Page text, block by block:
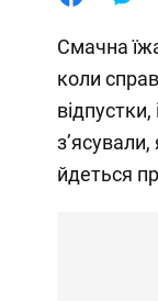
Смачна
коли
йдеться